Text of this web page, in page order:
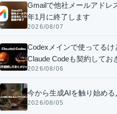
Gmailで他社メールアドレ
年1月に終了します
2026/08/07
Codexメインで使ってる
Claude Codeも契約してお
2026/08/06
今から生成AIを触り始め
2026/08/05